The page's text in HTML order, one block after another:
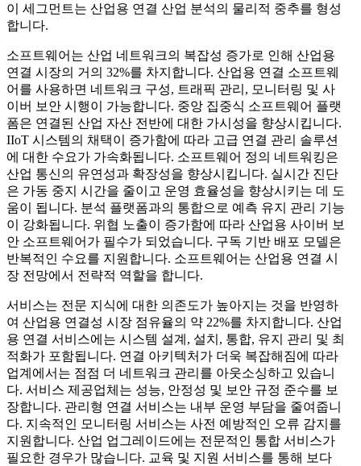
이 세그먼트는 산업용 연결 산업 분석의 물리적 중추를 형성
합니다.
소프트웨어는 산업 네트워크의 복잡성 증가로 인해 산업용
연결 시장의 거의 32%를 차지합니다. 산업용 연결 소프트웨
어를 사용하면 네트워크 구성, 트래픽 관리, 모니터링 및 사
이버 보안 시행이 가능합니다. 중앙 집중식 소프트웨어 플랫
폼은 연결된 산업 자산 전반에 대한 가시성을 향상시킵니다.
IIoT 시스템의 채택이 증가함에 따라 고급 연결 관리 솔루션
에 대한 수요가 가속화됩니다. 소프트웨어 정의 네트워킹은
산업 통신의 유연성과 확장성을 향상시킵니다. 실시간 진단
은 가동 중지 시간을 줄이고 운영 효율성을 향상시키는 데 도
움이 됩니다. 분석 플랫폼과의 통합으로 예측 유지 관리 기능
이 강화됩니다. 위협 노출이 증가함에 따라 산업용 사이버 보
안 소프트웨어가 필수가 되었습니다. 구독 기반 배포 모델은
반복적인 수요를 지원합니다. 소프트웨어는 산업용 연결 시
장 전망에서 전략적 역할을 합니다.
서비스는 전문 지식에 대한 의존도가 높아지는 것을 반영하
여 산업용 연결성 시장 점유율의 약 22%를 차지합니다. 산업
용 연결 서비스에는 시스템 설계, 설치, 통합, 유지 관리 및 최
적화가 포함됩니다. 연결 아키텍처가 더욱 복잡해짐에 따라
업계에서는 점점 더 네트워크 관리를 아웃소싱하고 있습니
다. 서비스 제공업체는 성능, 안정성 및 보안 규정 준수를 보
장합니다. 관리형 연결 서비스는 내부 운영 부담을 줄여줍니
다. 지속적인 모니터링 서비스는 사전 예방적인 오류 감지를
지원합니다. 산업 업그레이드에는 전문적인 통합 서비스가
필요한 경우가 많습니다. 교육 및 지원 서비스를 통해 보다